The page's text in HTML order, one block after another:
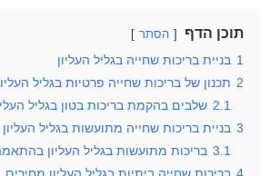
תוכן הדף הסתר
1 בניית בריכות שחייה בגליל העליון
2 תכנון של בריכות שחייה פרטיות בגליל
2.1 שלבים בהקמת בריכות בטון בגליל
3 בניית בריכות שחייה מתועשות בגליל העליון
3.1 בריכות מתועשות בגליל העליון